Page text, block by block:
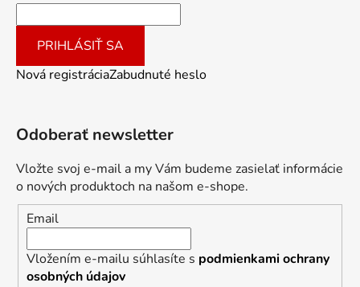
PRIHLÁSIŤ SA
Nová registráciaZabudnuté heslo
Odoberať newsletter
Vložte svoj e-mail a my Vám budeme zasielať informácie
o nových produktoch na našom e-shope.
Email
Vložením e-mailu súhlasíte s podmienkami ochrany
osobných údajov